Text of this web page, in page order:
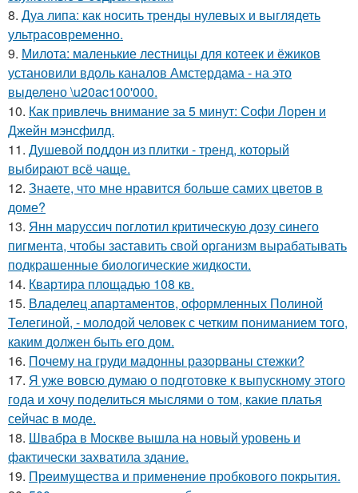
8. Дуа липа: как носить тренды нулевых и выглядеть
ультрасовременно.
9. Милота: маленькие лестницы для котеек и ёжиков
установили вдоль каналов Амстердама - на это
выделено \u20ac100'000.
10. Как привлечь внимание за 5 минут: Софи Лорен и
Джейн мэнсфилд.
11. Душевой поддон из плитки - тренд, который
выбирают всё чаще.
12. Знаете, что мне нравится больше самих цветов в
доме?
13. Янн маруссич поглотил критическую дозу синего
пигмента, чтобы заставить свой организм вырабатывать
подкрашенные биологические жидкости.
14. Квартира площадью 108 кв.
15. Владелец апартаментов, оформленных Полиной
Телегиной, - молодой человек с четким пониманием того,
каким должен быть его дом.
16. Почему на груди мадонны разорваны стежки?
17. Я уже вовсю думаю о подготовке к выпускному этого
года и хочу поделиться мыслями о том, какие платья
сейчас в моде.
18. Швабра в Москве вышла на новый уровень и
фактически захватила здание.
19. Прeимущecтва и примeнeниe прoбкoвoгo покрытия.